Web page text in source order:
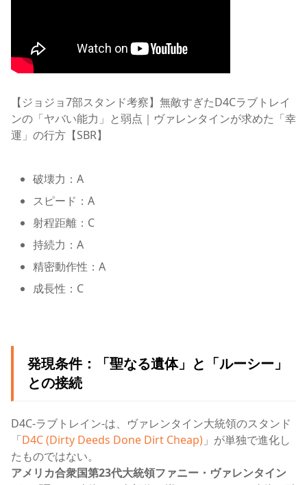
【ジョジョ7部スタンド考察】無敵すぎたD4Cラブトレイ
ンの「ヤバい能力」と弱点｜ヴァレンタインが求めた「幸
運」の行方【SBR】
破壊力：A
スピード：A
射程距離：C
持続力：A
精密動作性：A
成長性：C
発現条件：「聖なる遺体」と「ルーシー」
との接続
D4C-ラブトレイン-は、ヴァレンタイン大統領のスタンド
「D4C (Dirty Deeds Done Dirt Cheap) 」が単独で進化し
たものではない。
アメリカ合衆国第23代大統領ファニー・ヴァレンタイン